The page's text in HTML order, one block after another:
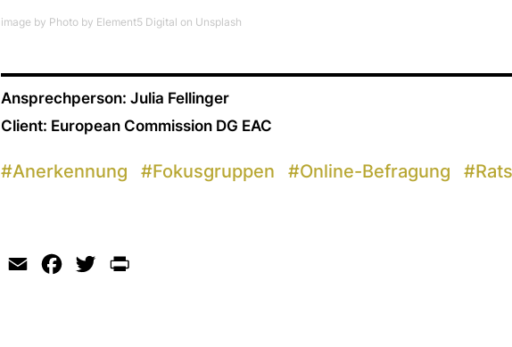
image by Photo by Element5 Digital on Unsplash
Ansprechperson: Julia Fellinger
Client: European Commission DG EAC
#Anerkennung #Fokusgruppen #Online-Befragung #
Email Facebook
Twitter